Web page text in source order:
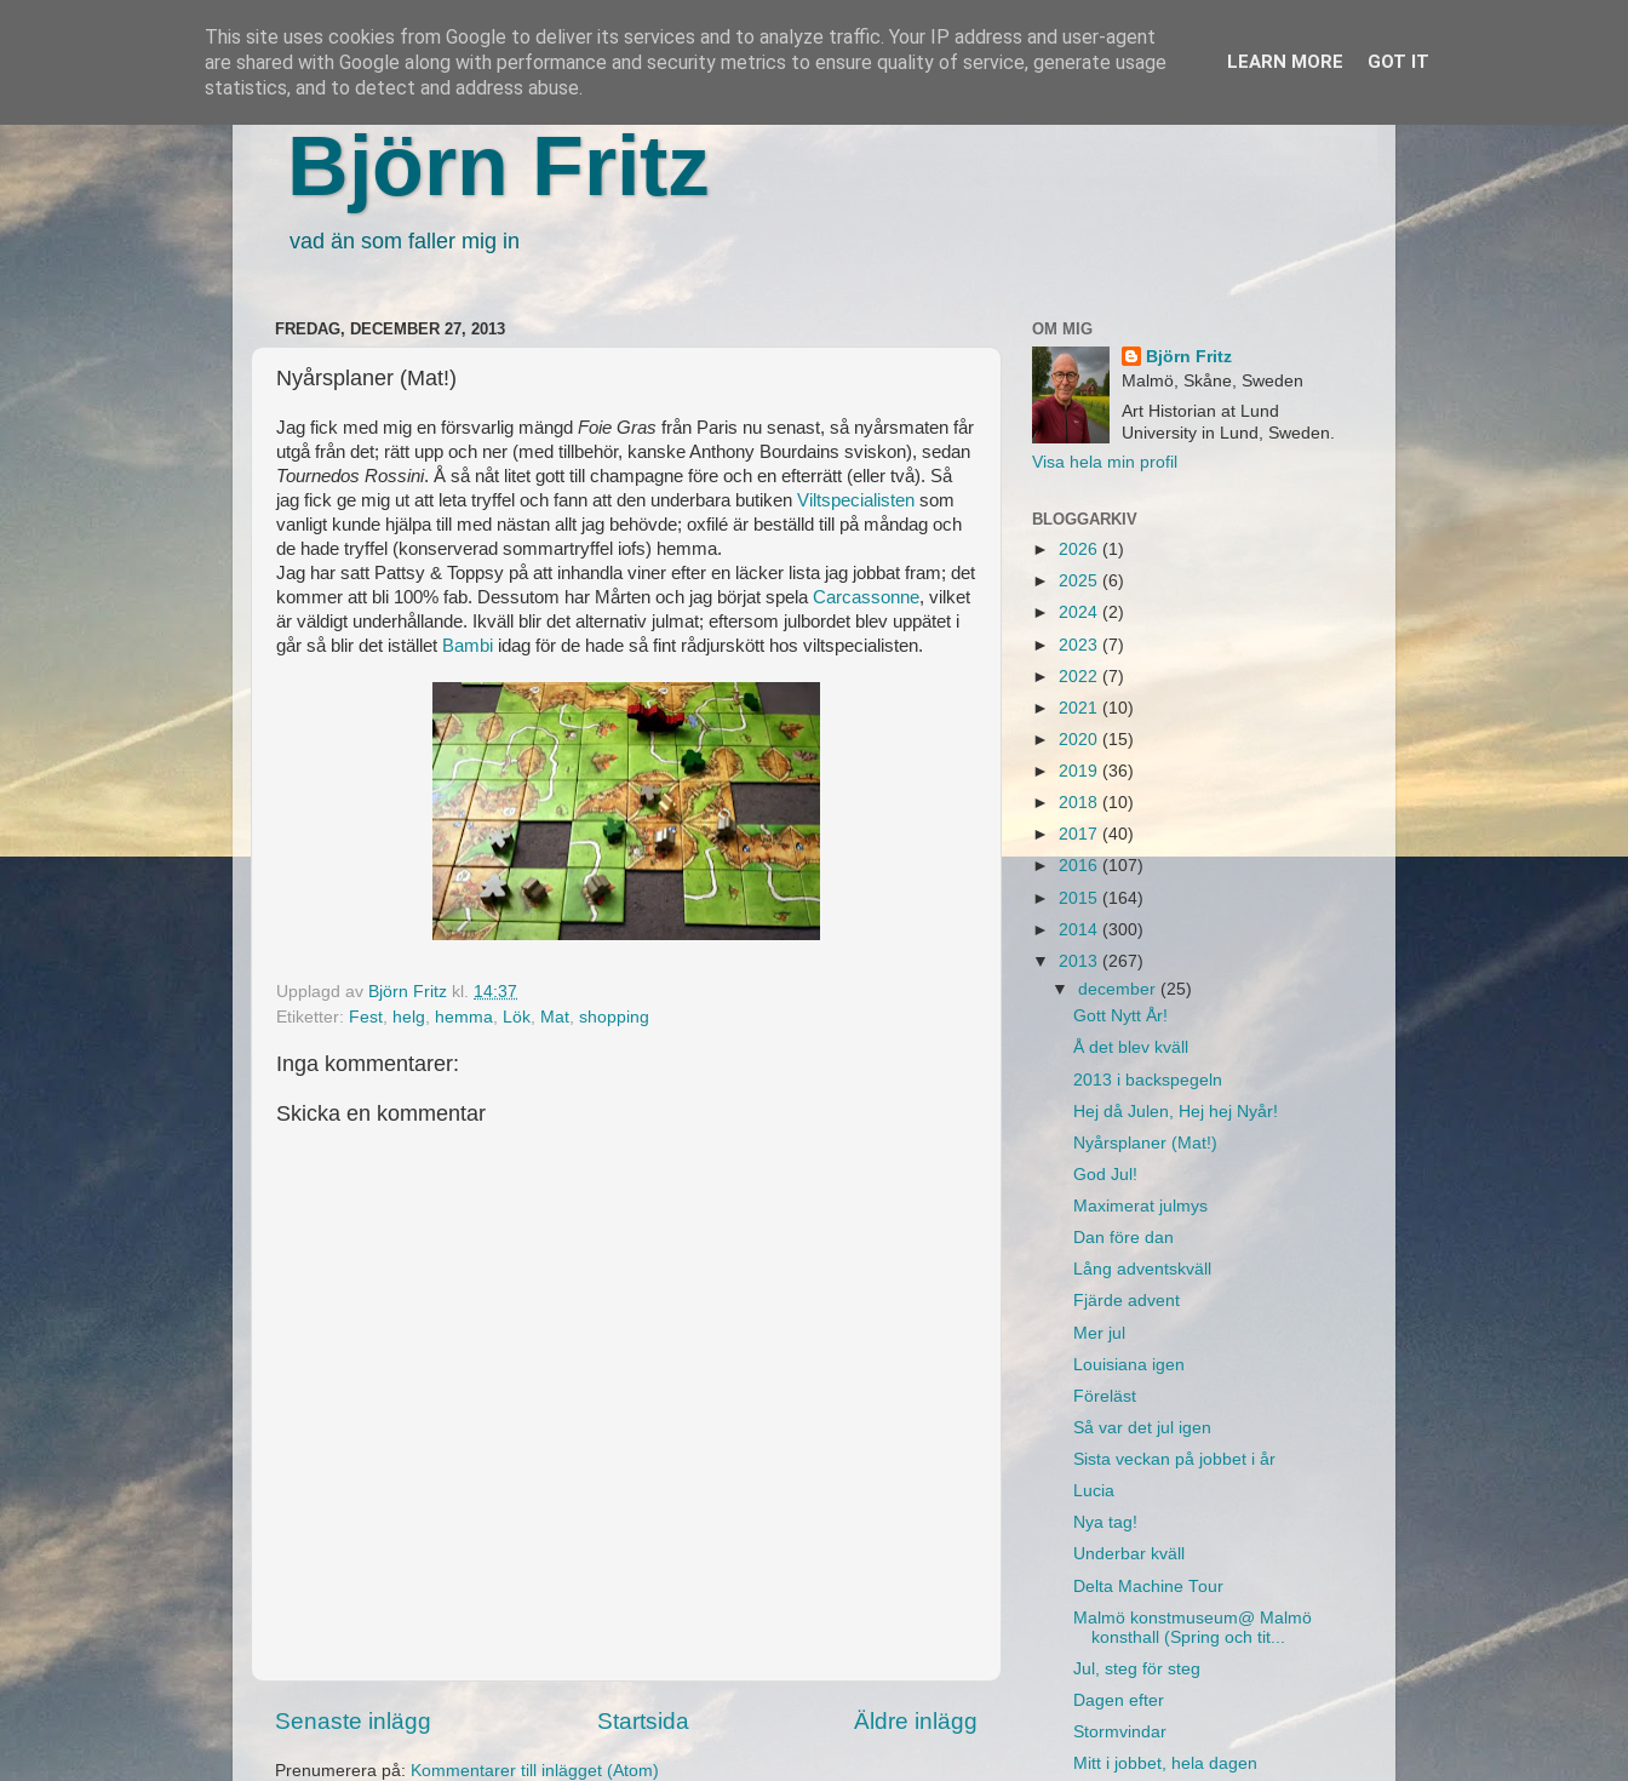
Björn Fritz
vad än som faller mig in
FREDAG, DECEMBER 27, 2013
Nyårsplaner (Mat!)
Jag fick med mig en försvarlig mängd Foie Gras från Paris nu senast, så nyårsmaten får
utgå från det; rätt upp och ner (med tillbehör, kanske Anthony Bourdains sviskon), sedan
Tournedos Rossini. Å så nåt litet gott till champagne före och en efterrätt (eller två). Så
jag fick ge mig ut att leta tryffel och fann att den underbara butiken Viltspecialisten som
vanligt kunde hjälpa till med nästan allt jag behövde; oxfilé är beställd till på måndag och
de hade tryffel (konserverad sommartryffel iofs) hemma.
Jag har satt Pattsy & Toppsy på att inhandla viner efter en läcker lista jag jobbat fram; det
kommer att bli 100% fab. Dessutom har Mårten och jag börjat spela Carcassonne, vilket
är väldigt underhållande. Ikväll blir det alternativ julmat; eftersom julbordet blev uppätet i
går så blir det istället Bambi idag för de hade så fint rådjurskött hos viltspecialisten.
Upplagd av Björn Fritz kl. 14:37
Etiketter: Fest helg hemma Lök Mat shopping
Inga kommentarer:
Skicka en kommentar
Senaste inlägg Äldre inlägg
Startsida
Prenumerera på: Kommentarer till inlägget (Atom)
OM MIG
Björn Fritz
Malmö, Skåne, Sweden
Art Historian at Lund
University in Lund, Sweden.
Visa hela min profil
BLOGGARKIV
► 2026 (1)
► 2025 (6)
► 2024 (2)
► 2023 (7)
► 2022 (7)
► 2021 (10)
► 2020 (15)
► 2019 (36)
► 2018 (10)
► 2017 (40)
► 2016 (107)
► 2015 (164)
► 2014 (300)
▼ 2013 (267)
▼december (25)
Gott Nytt År!
Å det blev kväll
2013 i backspegeln
Hej då Julen, Hej hej Nyår!
Nyårsplaner (Mat!)
God Jul!
Maximerat julmys
Dan före dan
Lång adventskväll
Fjärde advent
Mer jul
Louisiana igen
Föreläst
Så var det jul igen
Sista veckan på jobbet i år
Lucia
Nya tag!
Underbar kväll
Delta Machine Tour
Malmö konstmuseum@ Malmö
konsthall (Spring och tit...
Jul, steg för steg
Dagen efter
Stormvindar
Mitt i jobbet, hela dagen
This site uses cookies from Google to deliver its services and to analyze traffic. Your IP address and user-agent
are shared with Google along with performance and security metrics to ensure quality of service, generate usage
statistics, and to detect and address abuse.
LEARN MORE GOT IT